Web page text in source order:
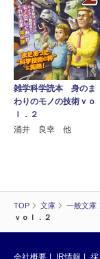
TOP 文庫 一般文庫
ｖｏｌ．２
雑学科学読本 身のま
わりのモノの技術ｖｏ
ｌ．２
涌井 良幸 他
会社概要 IR情報 採